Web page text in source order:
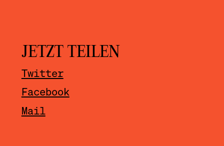
JETZT TEILEN
Twitter
Facebook
Mail